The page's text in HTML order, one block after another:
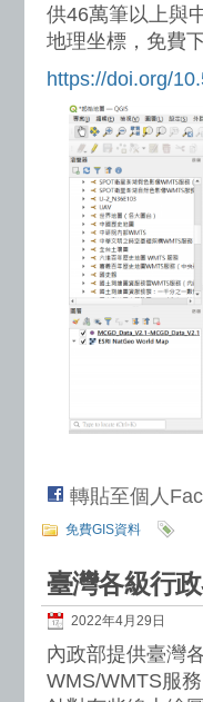
供46萬筆以上與
地理坐標，免費
https://doi.org/
轉貼至個人
免費GIS資料
臺灣各級行
2022年4月29日
內政部提供臺灣
WMS/WMTS服